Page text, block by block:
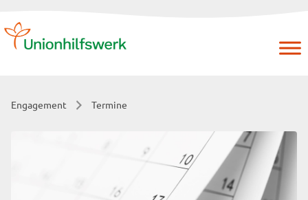
Skip
Engagement Termine